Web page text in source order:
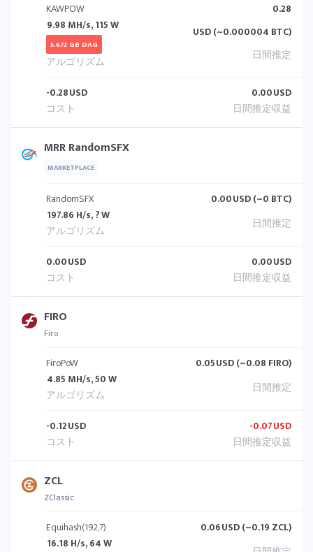
KAWPOW
9.98 MH/s, 115 W
5.672 GB DAG
0.28
USD (~0.000004 BTC)
-0.28USD 0.00USD
MRR RandomSFX
MARKETPLACE
RandomSFX
197.86 H/s, ? W
0.00USD (~0 BTC)
0.00USD 0.00USD
FIRO
Firo
FiroPoW
4.85 MH/s, 50 W
0.05USD (~0.08 FIRO)
-0.12USD -0.07USD
ZCL
ZClassic
Equihash(192,7)
16.18 H/s, 64 W
0.06USD (~0.19 ZCL)